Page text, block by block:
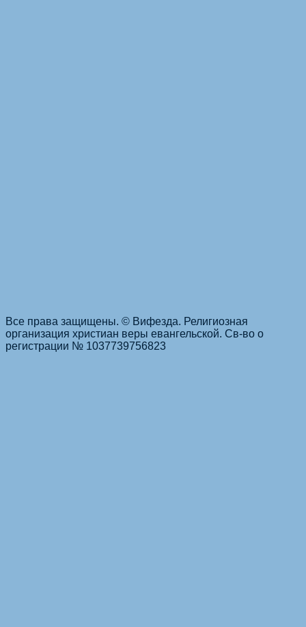
Все права защищены. © Вифезда. Религиозная
организация христиан веры евангельской. Св-во о
регистрации № 1037739756823